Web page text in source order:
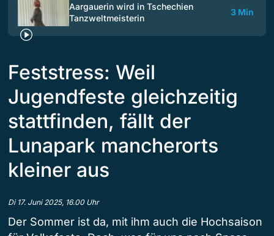
Aargauerin wird in Tschechien
Tanzweltmeisterin
3 Min
Feststress: Weil
Jugendfeste gleichzeitig
stattfinden, fällt der
Lunapark mancherorts
kleiner aus
Di 17. Juni 2025, 16.00 Uhr
Der Sommer ist da, mit ihm auch die Hochsaison